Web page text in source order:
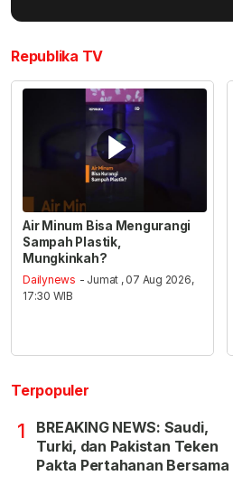
Republika TV
Air Minum Bisa Mengurangi
Sampah Plastik,
Mungkinkah?
Dailynews - Jumat , 07 Aug 2026,
17:30 WIB
Terpopuler
1
BREAKING NEWS: Saudi,
Turki, dan Pakistan Teken
Pakta Pertahanan Bersama